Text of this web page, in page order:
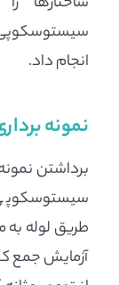
سیستوسکوپی
انجام داد.
نمونه
برداشتن
سیستوسکوپی
طریق لوله به
آزمایش جمع